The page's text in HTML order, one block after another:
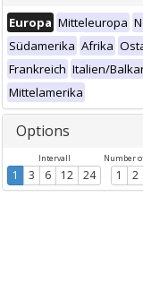
Europa Mitteleuropa
Südamerika Afrika
Frankreich Italien/
Mittelamerika
Options
Intervall
1 3 6 12 24
Number
1 2